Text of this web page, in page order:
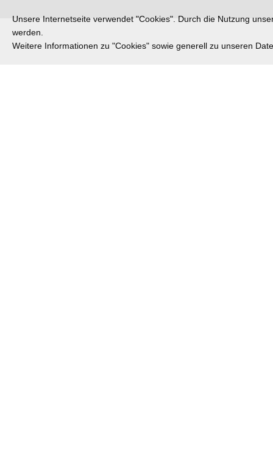
Unsere Internetseite verwendet "Cookies". Durch die Nutzung
werden.
Weitere Informationen zu "Cookies" sowie generell zu unseren